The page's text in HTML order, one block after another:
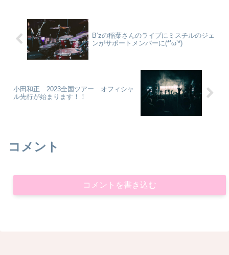
B’zの稲葉さんのライブにミスチルのジェ
ンがサポートメンバーに(*’ω’*)
小田和正 2023全国ツアー オフィシャ
ル先行が始まります！！
コメント
コメントを書き込む